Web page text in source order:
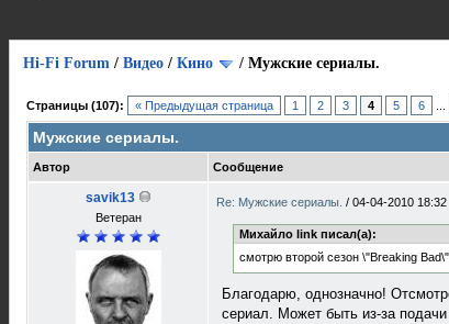
Hi-Fi Forum / Видео / Кино / Мужские сериалы.
Страницы (107): « Предыдущая страница 1 2 3 4 5 6
Мужские сериалы.
Автор Сообщение
savik13
Ветеран
Re: Мужские сериалы. / 04-04-2010 18:32
Михайло link писал(а):
смотрю второй сезон \"Breaking
Благодарю, однозначно!
сериал. Может быть из-за подачи